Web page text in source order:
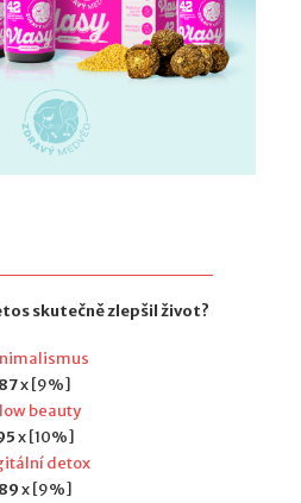
skutečně zlepšil život?
87x [9%]
beauty
x [10%]
detox
89x [9%]